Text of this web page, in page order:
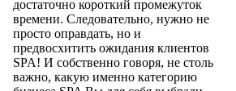
достаточно короткий промежуток
времени. Следовательно, нужно не
просто оправдать, но и
предвосхитить ожидания клиентов
SPA! И собственно говоря, не столь
важно, какую именно категорию